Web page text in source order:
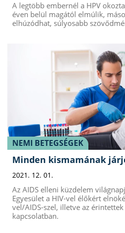
A legtöbb embernél a HPV
éven belül magától elmúlik,
elhúzódhat, súlyosabb
NEMI BETEGSÉGEK
Minden kismamának
2021. 12. 01.
Az AIDS elleni küzdelem
Egyesület a HIV-vel élőkért
vel/AIDS-szel, illetve az
kapcsolatban.